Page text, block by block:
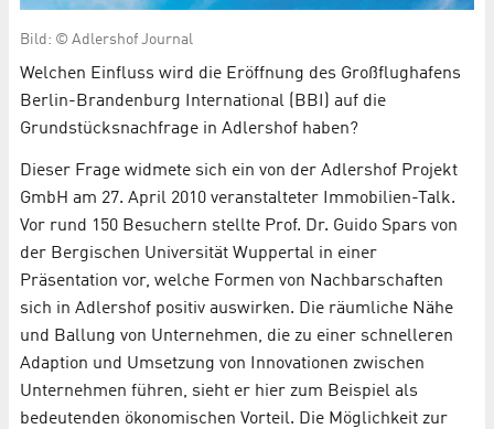
Bild: © Adlershof Journal
Welchen Einfluss wird die Eröffnung des Großflughafens
Berlin-Brandenburg International (BBI) auf die
Grundstücksnachfrage in Adlershof haben?
Dieser Frage widmete sich ein von der Adlershof Projekt
GmbH am 27. April 2010 veranstalteter Immobilien-Talk.
Vor rund 150 Besuchern stellte Prof. Dr. Guido Spars von
der Bergischen Universität Wuppertal in einer
Präsentation vor, welche Formen von Nachbarschaften
sich in Adlershof positiv auswirken. Die räumliche Nähe
und Ballung von Unternehmen, die zu einer schnelleren
Adaption und Umsetzung von Innovationen zwischen
Unternehmen führen, sieht er hier zum Beispiel als
bedeutenden ökonomischen Vorteil. Die Möglichkeit zur